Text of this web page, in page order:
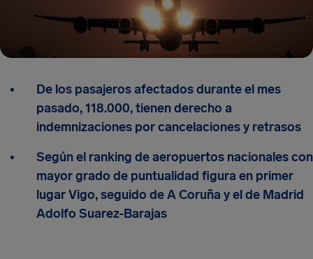
De los pasajeros afectados durante el mes
pasado, 118.000, tienen derecho a
indemnizaciones por cancelaciones y retrasos
Según el ranking de aeropuertos nacionales con
mayor grado de puntualidad figura en primer
lugar Vigo, seguido de A Coruña y el de Madrid
Adolfo Suarez-Barajas